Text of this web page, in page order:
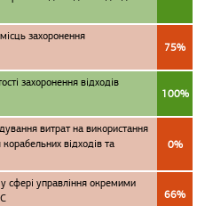
захоронення
75%
захоронення відходів
100%
витрат на використання
відходів та
0%
сфері управління окремими
66%